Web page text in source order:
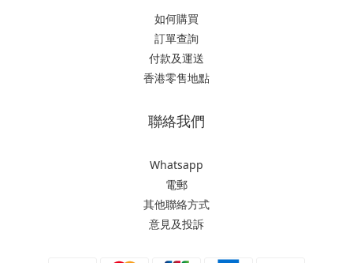
如何購買
訂單查詢
付款及運送
香港零售地點
聯絡我們
Whatsapp
電郵
其他聯絡方式
意見及投訴